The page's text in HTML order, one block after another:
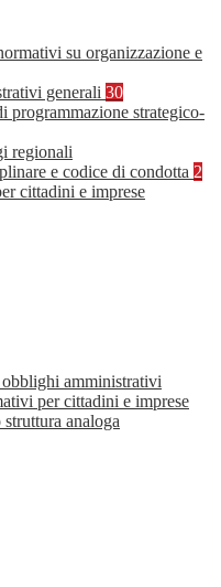
su organizzazione e
generali 30
programmazione strategico-
regionali
e codice di condotta 2
cittadini e imprese
obblighi amministrativi
per cittadini e imprese
analoga